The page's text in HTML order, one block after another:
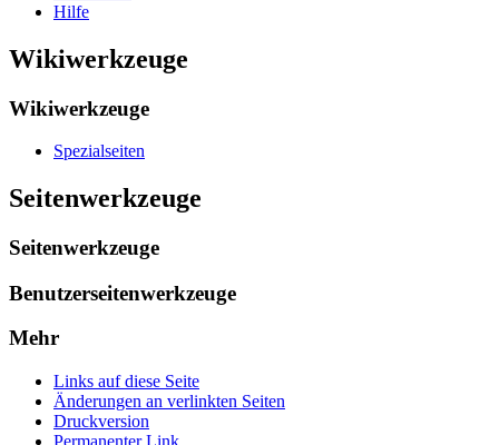
Hilfe
Wikiwerkzeuge
Wikiwerkzeuge
Spezialseiten
Seitenwerkzeuge
Seitenwerkzeuge
Benutzerseitenwerkzeuge
Mehr
Links auf diese Seite
Änderungen an verlinkten Seiten
Druckversion